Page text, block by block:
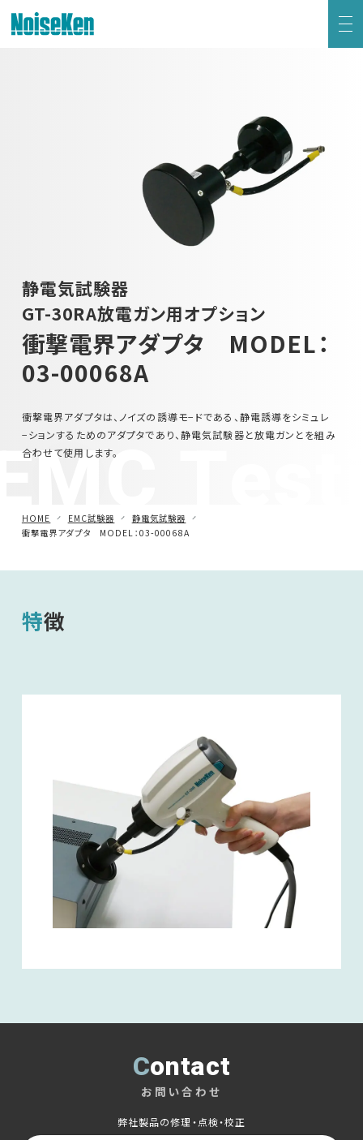
静電気試験器
GT-30RA放電ガン用オプション
衝撃電界アダプタ MODEL：
03-00068A
衝撃電界アダプタは、ノイズの誘導モ−ドである、静電誘導をシミュレ
−ションするためのアダプタであり、静電気試験器と放電ガンとを組み
合わせて使用します。
HOME EMC試験器
静電気試験器
衝撃電界アダプタ MODEL：03-00068A
特徴
Contact
お問い合わせ
弊社製品の修理・点検・校正
方形波インパルスノイズ試験器
ファスト・トランジェント/バースト試験器
電源電圧変動試験器・その他試験器
減衰振動波試験器
その他